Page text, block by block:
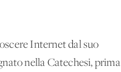
Internet dal suo
nella Catechesi, prima